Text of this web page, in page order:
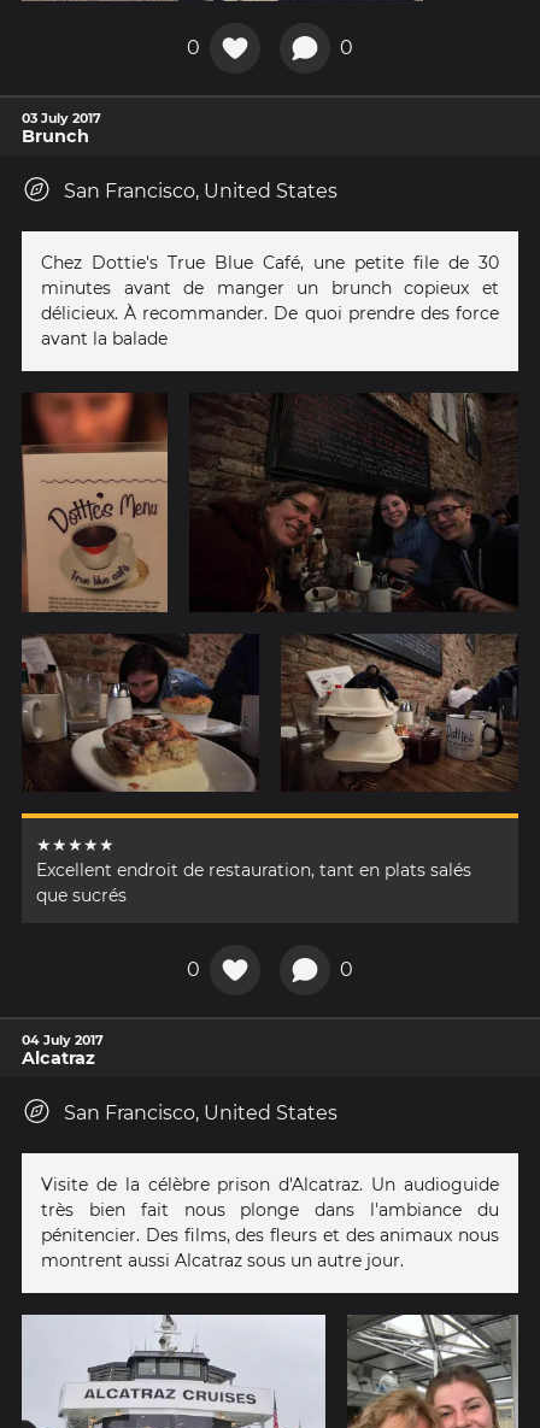
0 0
03 July 2017
Brunch
San Francisco, United States
Chez Dottie's True Blue Café, une petite file de 30
minutes avant de manger un brunch copieux et
délicieux. À recommander. De quoi prendre des force
avant la balade
★★★★★
Excellent endroit de restauration, tant en plats salés
que sucrés
0 0
04 July 2017
Alcatraz
San Francisco, United States
Visite de la célèbre prison d'Alcatraz. Un audioguide
très bien fait nous plonge dans l'ambiance du
pénitencier. Des films, des fleurs et des animaux nous
montrent aussi Alcatraz sous un autre jour.